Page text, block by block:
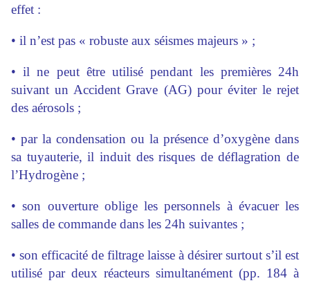
effet :
• il n’est pas « robuste aux séismes majeurs » ;
• il ne peut être utilisé pendant les premières 24h
suivant un Accident Grave (AG) pour éviter le rejet
des aérosols ;
• par la condensation ou la présence d’oxygène dans
sa tuyauterie, il induit des risques de déflagration de
l’Hydrogène ;
• son ouverture oblige les personnels à évacuer les
salles de commande dans les 24h suivantes ;
• son efficacité de filtrage laisse à désirer surtout s’il est
utilisé par deux réacteurs simultanément (pp. 184 à